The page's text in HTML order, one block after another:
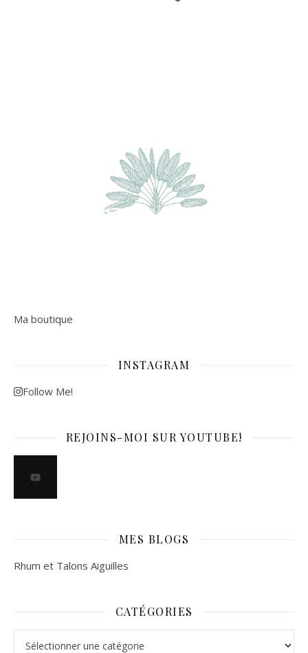
Ma boutique
INSTAGRAM
Follow Me!
REJOINS-MOI SUR YOUTUBE!
MES BLOGS
Rhum et Talons Aiguilles
CATÉGORIES